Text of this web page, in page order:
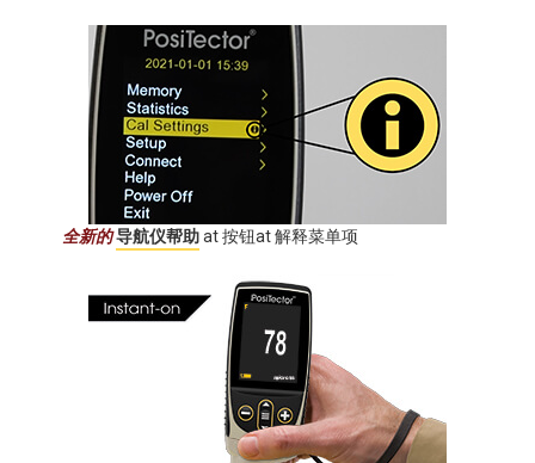
全新的导航仪帮助at 按钮at 解释菜单项